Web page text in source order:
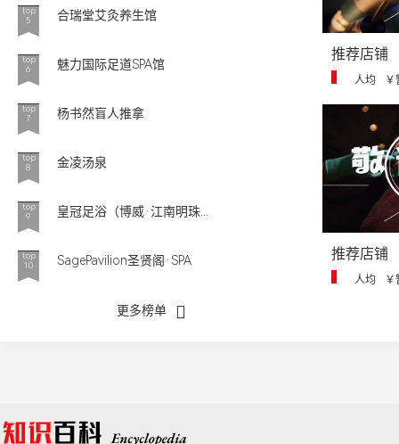
top
5
合瑞堂艾灸养生馆
top
6
魅力国际足道SPA馆
top
7
杨书然盲人推拿
top
8
金凌汤泉
top
9
皇冠足浴（博威·江南明珠...
top
10
SagePavilion圣贤阁·SPA
更多榜单
推荐店铺
人均 ￥
推荐店铺
人均 ￥